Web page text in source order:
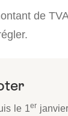
de
le 1er